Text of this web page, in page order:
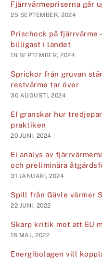
Fjärrvärmepriserna går
25 SEPTEMBER, 2024
Prischock på fjärrvärme
billigast i landet
18 SEPTEMBER, 2024
Sprickor från gruvan
restvärme tar över
30 AUGUSTI, 2024
EI granskar hur
praktiken
20 JUNI, 2024
Ei analys av
och preliminära
31 JANUARI, 2024
Spill från Gävle värmer
22 JUNI, 2022
Skarp kritik mot att EU
16 MAJ, 2022
Energibolagen vill